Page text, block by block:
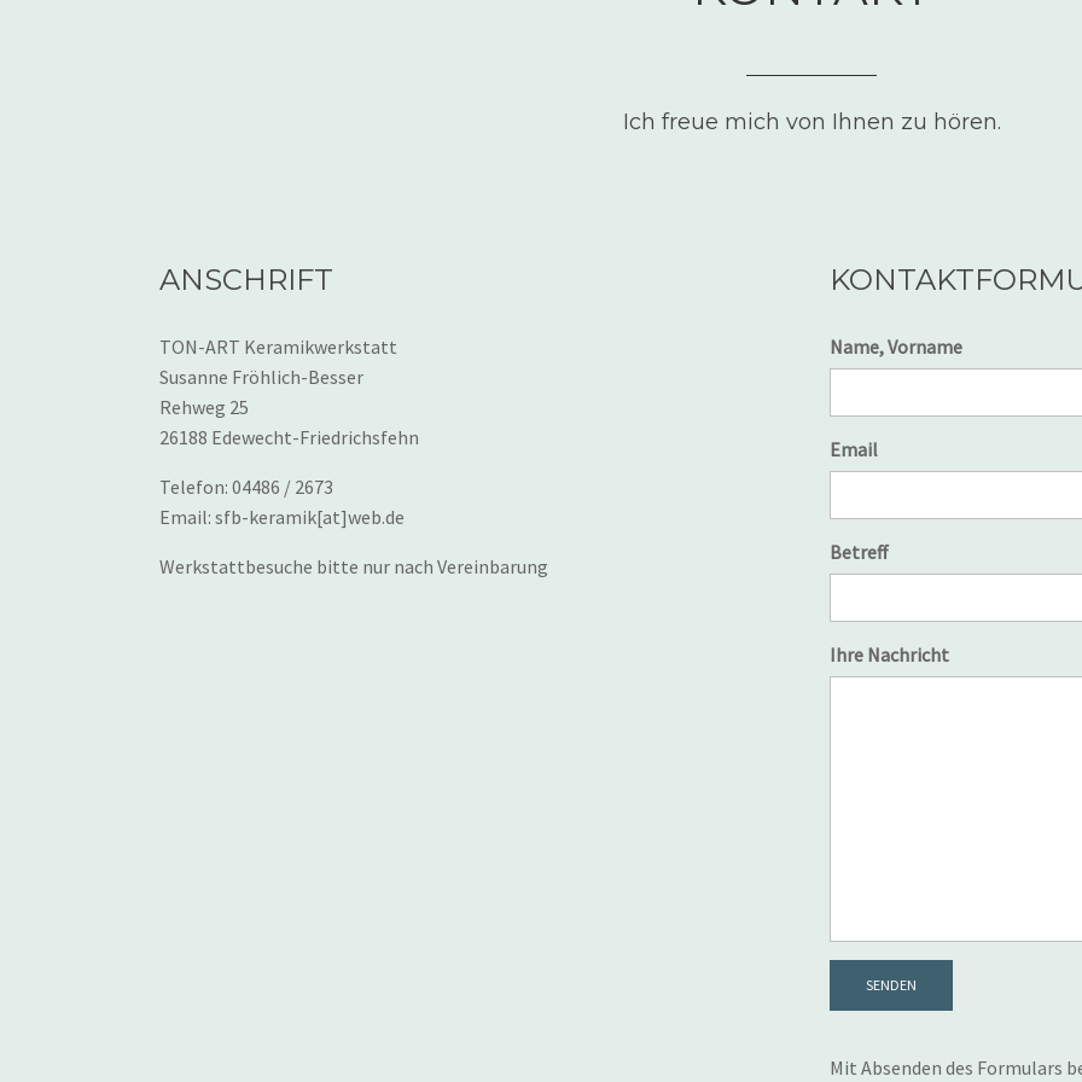
Ich freue mich von Ihnen zu hören.
ANSCHRIFT
TON-ART Keramikwerkstatt
Susanne Fröhlich-Besser
Rehweg 25
26188 Edewecht-Friedrichsfehn
Telefon: 04486 / 2673
Email: sfb-keramik[at]web.de
Werkstattbesuche bitte nur nach Vereinbarung
Name, Vorname
Email
Betreff
Ihre Nachricht
SENDEN
Mit Absenden des Formulars